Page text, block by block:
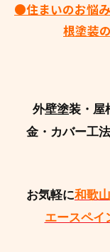
●住まいのお悩
根塗装
外壁塗装・屋
金・カバー工
お気軽に和歌
エースペイ